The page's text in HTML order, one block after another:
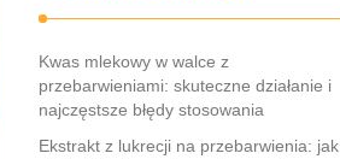
Kwas mlekowy w walce z
przebarwieniami: skuteczne działanie i
najczęstsze błędy stosowania
Ekstrakt z lukrecji na przebarwienia: jak